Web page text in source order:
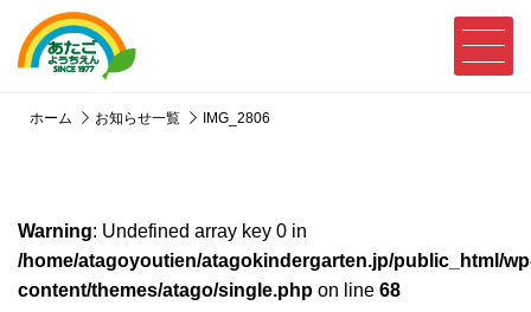
ホーム お知らせ一覧 IMG_2806
Warning: Undefined array key 0 in
/home/atagoyoutien/atagokindergarten.jp/public_html/
content/themes/atago/single.php on line 68